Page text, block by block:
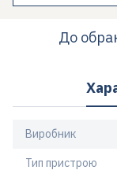
До
Виробник
Тип пристрою